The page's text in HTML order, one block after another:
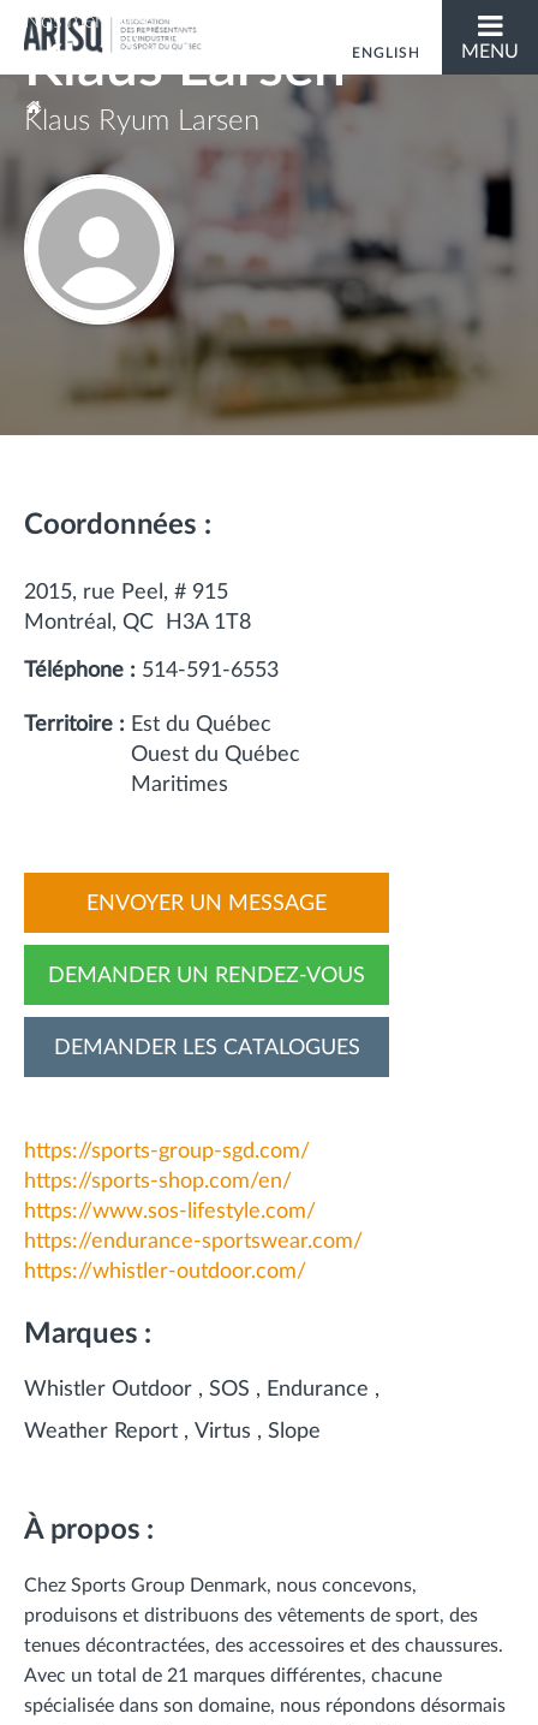
ENGLISH MENU
Vous êtes ici
Nos membres
Klaus Larsen
Klaus Ryum Larsen
Coordonnées :
2015, rue Peel, # 915
Montréal
QC H3A 1T8
Téléphone : 514-591-6553
Territoire : Est du Québec
Ouest du Québec
Maritimes
ENVOYER UN MESSAGE
DEMANDER UN RENDEZ-VOUS
DEMANDER LES CATALOGUES
https://sports-group-sgd.com/
https://sports-shop.com/en/
https://www.sos-lifestyle.com/
https://endurance-sportswear.com/
https://whistler-outdoor.com/
Marques :
Whistler Outdoor SOS
Endurance
Weather Report
Virtus Slope
À propos :
Chez Sports Group Denmark, nous concevons,
produisons et distribuons des vêtements de sport, des
tenues décontractées, des accessoires et des chaussures.
Avec un total de 21 marques différentes, chacune
spécialisée dans son domaine, nous répondons désormais